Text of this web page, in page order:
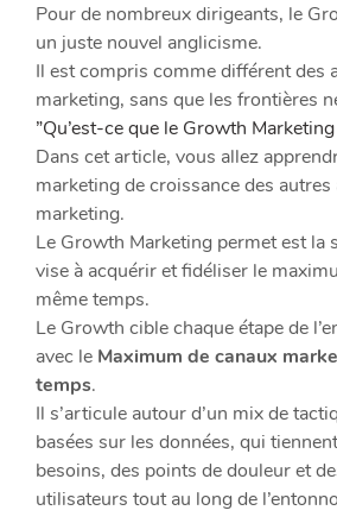
Pour de nombreux dirigeants, le
un juste nouvel anglicisme.
Il est compris comme différent des
marketing, sans que les frontières
​”Qu’est-ce que le Growth Marketing
Dans cet article, vous allez
marketing de croissance des autres
marketing.​
Le Growth Marketing permet est la
vise à acquérir et fidéliser le
même temps.
Le Growth cible chaque étape de
avec le Maximum de canaux
temps.
Il s’articule autour d’un mix de
basées sur les données, qui
besoins, des points de douleur et
utilisateurs tout au long de